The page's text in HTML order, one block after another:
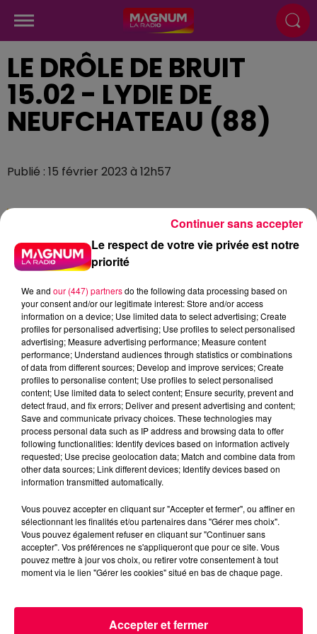
LE DRÔLE DE BRUIT
15.02 - LYDIE DE
NEUFCHATEAU (88)
Publié : 15 février 2023 à 12h57
podcasts/2023/02/Le-Drole-de-Bruit-15.02-Lydie-
de-Neufchateau-88.mp3
JEUX PODCASTS
Le respect de votre vie privée est notre
priorité
We and our (447) partnersdo the following data processing based on
your consent and/or our legitimate interest: Store and/or access
information on a device; Use limited data to select advertising; Create
profiles for personalised advertising; Use profiles to select personalised
advertising; Measure advertising performance; Measure content
performance; Understand audiences through statistics or combinations
of data from different sources; Develop and improve services; Create
profiles to personalise content; Use profiles to select personalised
content; Use limited data to select content; Ensure security, prevent and
detect fraud, and fix errors; Deliver and present advertising and content;
Save and communicate privacy choices. These technologies may
process personal data such as IP address and browsing data to offer
following functionalities: Identify devices based on information actively
requested; Use precise geolocation data; Match and combine data from
other data sources; Link different devices; Identify devices based on
information transmitted automatically.
Vous pouvez accepter en cliquant sur "Accepter et fermer", ou affiner en
sélectionnant les finalités et/ou partenaires dans "Gérer mes choix".
Vous pouvez également refuser en cliquant sur "Continuer sans
accepter". Vos préférences ne s'appliqueront que pour ce site. Vous
pouvez mettre à jour vos choix, ou retirer votre consentement à tout
moment via le lien "Gérer les cookies" situé en bas de chaque page.
Accepter et fermer
Continuer sans accepter